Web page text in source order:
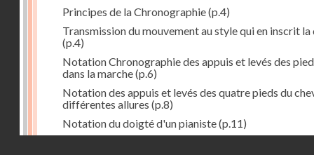
Principes de la Chronographie(p.4)
Transmission du mouvement au style qui en inscrit la
(p.4)
Notation Chronographie des appuis et levés des
dans la marche(p.6)
Notation des appuis et levés des quatre pieds du
différentes allures (p.8)
Notation du doigté d'un pianiste(p.11)